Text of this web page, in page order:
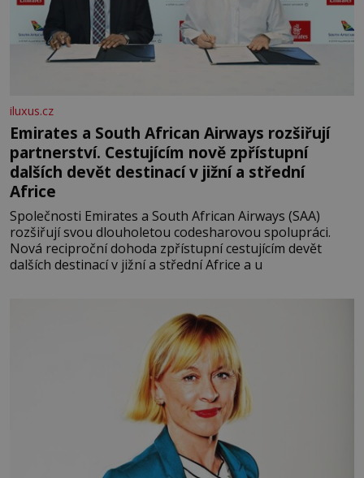
iluxus.cz
Emirates a South African Airways rozšiřují
partnerství. Cestujícím nově zpřístupní
dalších devět destinací v jižní a střední
Africe
Společnosti Emirates a South African Airways (SAA)
rozšiřují svou dlouholetou codesharovou spolupráci.
Nová reciproční dohoda zpřístupní cestujícím devět
dalších destinací v jižní a střední Africe a u